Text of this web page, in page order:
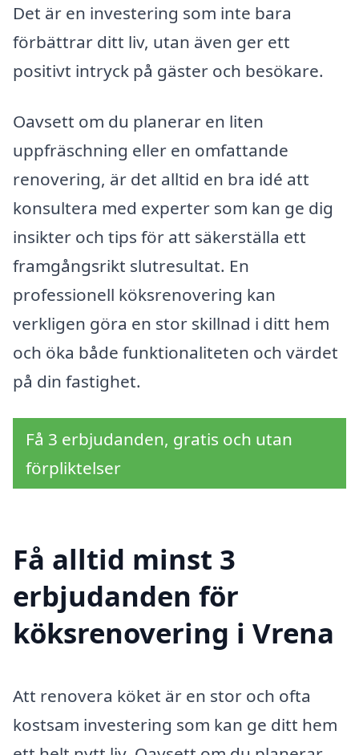
Det är en investering som inte bara
förbättrar ditt liv, utan även ger ett
positivt intryck på gäster och besökare.
Oavsett om du planerar en liten
uppfräschning eller en omfattande
renovering, är det alltid en bra idé att
konsultera med experter som kan ge dig
insikter och tips för att säkerställa ett
framgångsrikt slutresultat. En
professionell köksrenovering kan
verkligen göra en stor skillnad i ditt hem
och öka både funktionaliteten och värdet
på din fastighet.
Få 3 erbjudanden, gratis och utan
förpliktelser
Få alltid minst 3
erbjudanden för
köksrenovering i Vrena
Att renovera köket är en stor och ofta
kostsam investering som kan ge ditt hem